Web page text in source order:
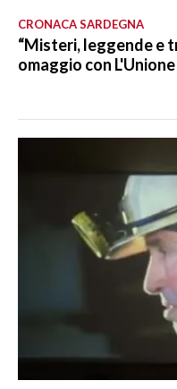
CRONACA SARDEGNA
“Misteri, leggende e
omaggio con